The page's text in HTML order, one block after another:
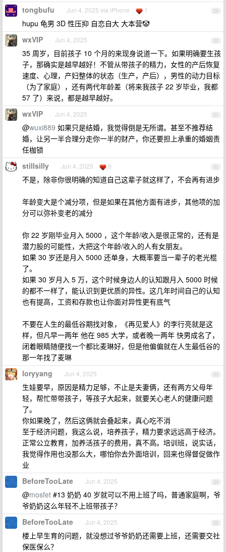
29
tongbufu Jun 4, 2025 via iPhone 1
hupu 龟男 3D 性压抑 自恋自大 大本营🤡
30
wxVIP Jun 4, 2025
35 周岁，目前孩子 10 个月的来现身说道一下。如果明确要生孩
子，那确实是越早越好！不管从带孩子的精力，女性的产后恢复
速度、心理，产妇整体的状态（生产，产后），男性的动力目标
（为了家庭），还有两代年龄差（将来我孩子 22 岁毕业，我都
57 了）来说，都是越早越好。
31
wxVIP Jun 4, 2025
@wuxi889 如果只是结婚，我觉得倒是无所谓。甚至不推荐结
婚，让另一半合理分走你一半的财产，你还要担上承重的婚姻责
任枷锁
32
stillsilly Jun 4, 2025 9
不是，除非你很明确的知道自己这辈子就这样了，不会再有进步
年龄变大是个减分项，但是如果在其他方面有进步，其他项的加
分可以弥补变老的减分
你 22 岁刚毕业月入 5000 ，这个年龄/收入是很正常的，还有是
潜力股的可能性，大把这个年龄/收入的人有女朋友。
如果 30 岁还是月入 5000 还单身，大概率要当一辈子的老光棍
了。
如果 30 岁月入 5 万，这个时候身边人的认知跟月入 5000 时候
的都不一样了，能认识到更优质的异性。这几年时间自己的认知
也有提高，工资和存款也让你面对异性更有底气
不要在人生的最低谷期找对象，《再见爱人》的李行亮就是这
样，但凡早一两年 他在 985 大学，或者晚一两年 快男成名了，
闭着眼睛随便找一个都比麦琳好，但是他偏偏就在人生最低谷的
那一年找了麦琳
33
loryyang Jun 4, 2025
生娃要早，原因是精力足够，不止是夫妻俩，还有两方父母年
轻，帮忙带带孩子，等孩子大起来，就要关心老人的健康问题
了。
你如果晚了，然后这俩就会叠起来，真心吃不消
至于经济问题，我这么说，培养孩子，精力要求远远高于经济。
正常公立教育，加养活孩子的费用，真不高。培训班，说实话，
我觉得作用也没那么大，哪怕你去外面培训，回来也得督促做作
业
34
BeforeTooLate Jun 4, 2025
@mosfet #13 奶奶 40 岁就可以不用上班了吗，普通家庭啊，爷
爷奶奶这么年轻不上班带孩子？
35
BeforeTooLate Jun 4, 2025
楼上早生育的问题，就没想过爷爷奶奶还需要上班，还需要交社
保医保么？